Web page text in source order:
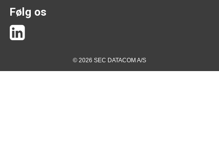
Følg os
© 2026 SEC DATACOM A/S